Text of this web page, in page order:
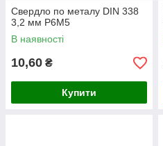
Свердло по металу DIN 338
3,2 мм P6M5
В наявності
10,60 ₴
Купити